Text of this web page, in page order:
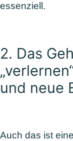
essenziell.
2. Das
und neue
Auch das ist